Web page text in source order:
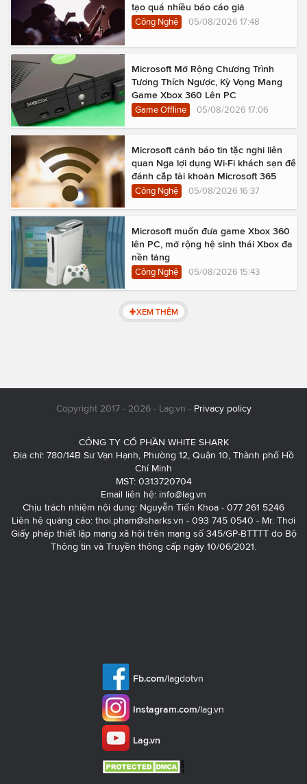
tạo quá nhiều báo cáo giả
Công Nghệ 05/08/2026 17:48
Microsoft Mở Rộng Chương Trình
Tương Thích Ngược, Kỳ Vọng Mang
Game Xbox 360 Lên PC
Game Offline 05/08/2026 17:06
Microsoft cảnh báo tin tặc nghi liên
quan Nga lợi dụng Wi-Fi khách sạn để
đánh cắp tài khoản Microsoft 365
Công Nghệ 05/08/2026 16:37
Microsoft muốn đưa game Xbox 360
lên PC, mở rộng hệ sinh thái Xbox đa
nền tảng
Công Nghệ 05/08/2026 15:43
XEM THÊM
Copyright 2017 - 2026 - Lag.vn - Privacy policy
CÔNG TY CỔ PHẦN WHITE SHARK
Địa chỉ: 780/14B Sư Vạn Hạnh, Phường 12, Quận 10, Thành phố Hồ
Chí Minh
MST: 0313720704
Email liên hệ: info@lag.vn
Chịu trách nhiệm nội dung: Nguyễn Tiến Khoa - 077 261 5246
Liên hệ quảng cáo: thoi.pham@sharks.vn - 093 745 0540 - Mr. Thơi
Giấy phép thiết lập mạng xã hội trên mạng số 345/GP-BTTTT do Bộ
Thông tin và Truyền thông cấp ngày 10/06/2021.
Fb.com/lagdotvn
Instagram.com/lag.vn
Lag.vn